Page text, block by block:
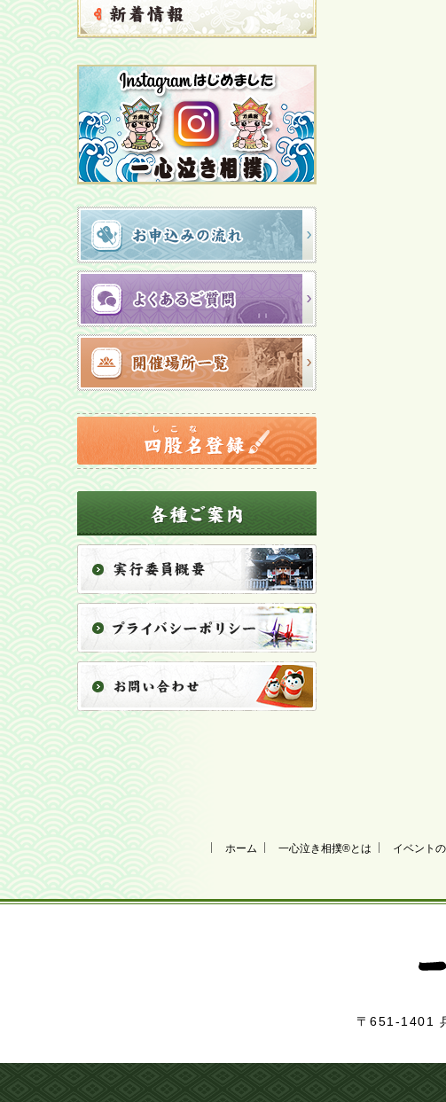
ホーム 一心泣き相撲®とは イベント
〒651-1401